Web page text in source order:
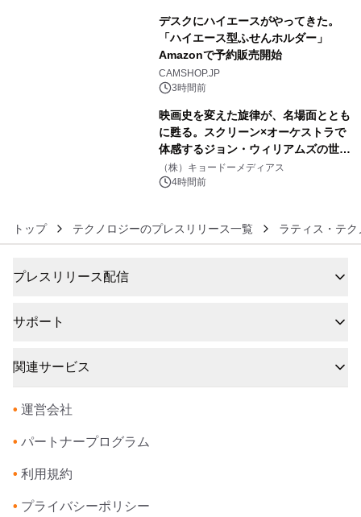
デスクにハイエースがやってきた。
「ハイエース型ふせんホルダー」
Amazonで予約販売開始
CAMSHOP.JP
3時間前
映画史を変えた旋律が、名場面ととも
に甦る。スクリーン×オーケストラで
体感するジョン・ウィリアムズの世
界。ジョン・ウィリアムズ：シネマ・
スペクタキュラー・コンサート 開催決
（株）キョードーメディアス
4時間前
トップ テクノロジーのプレスリリース一覧 ラティス・テ
プレスリリース配信
サポート
関連サービス
• 運営会社
• パートナープログラム
• 利用規約
• プライバシーポリシー